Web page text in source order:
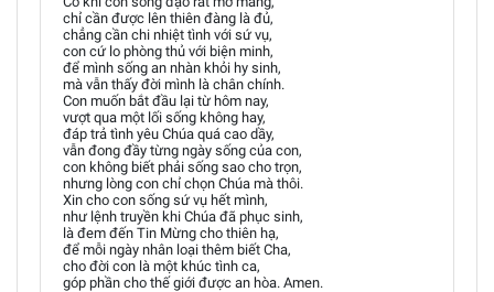
chỉ cần được lên thiên đàng là đủ,
chẳng cần chi nhiệt tình với sứ vụ,
con cứ lo phòng thủ với biện minh,
để mình sống an nhàn khỏi hy sinh,
mà vẫn thấy đời mình là chân chính.
Con muốn bắt đầu lại từ hôm nay,
vượt qua một lối sống không hay,
đáp trả tình yêu Chúa quá cao dầy,
vẫn đong đầy từng ngày sống của con,
con không biết phải sống sao cho trọn,
nhưng lòng con chỉ chọn Chúa mà thôi.
Xin cho con sống sứ vụ hết mình,
như lệnh truyền khi Chúa đã phục sinh,
là đem đến Tin Mừng cho thiên hạ,
để mỗi ngày nhân loại thêm biết Cha,
cho đời con là một khúc tình ca,
góp phần cho thế giới được an hòa. Amen.